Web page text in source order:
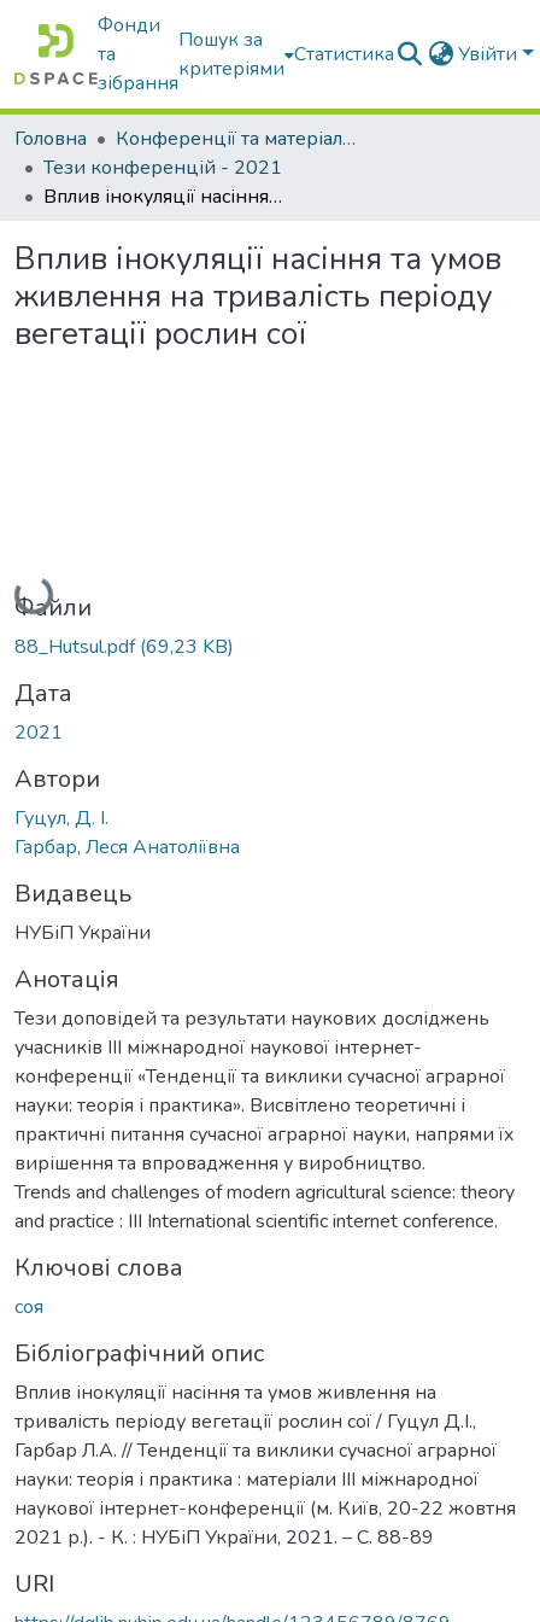
Фонди
та
зібрання
Пошук за
критеріями
Статистика Увійти
Головна
Конференції та матеріали конференцій
Тези конференцій - 2021
Вплив інокуляції насіння та умов живлення на тривалість періоду вегетації рослин сої
Вплив інокуляції насіння та умов
живлення на тривалість періоду
вегетації рослин сої
Вантажиться...
Файли
88_Hutsul.pdf(69,23 KB)
Дата
2021
Автори
Гуцул, Д. І.
Гарбар, Леся Анатоліївна
Видавець
НУБіП України
Анотація
Тези доповідей та результати наукових досліджень
учасників IIІ міжнародної наукової інтернет-
конференції «Тенденції та виклики сучасної аграрної
науки: теорія і практика». Висвітлено теоретичні і
практичні питання сучасної аграрної науки, напрями їх
вирішення та впровадження у виробництво.
Trends and challenges of modern agricultural science: theory
and practice : III International scientific internet conference.
Ключові слова
соя
Бібліографічний опис
Вплив інокуляції насіння та умов живлення на
тривалість періоду вегетації рослин сої / Гуцул Д.І.,
Гарбар Л.А. // Тенденції та виклики сучасної аграрної
науки: теорія і практика : матеріали IIІ міжнародної
наукової інтернет-конференції (м. Київ, 20-22 жовтня
2021 р.). - К. : НУБіП України, 2021. – С. 88-89
URI